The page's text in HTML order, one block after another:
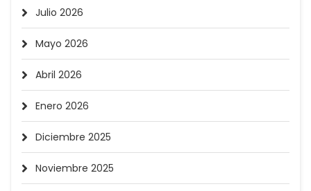
Julio 2026
Mayo 2026
Abril 2026
Enero 2026
Diciembre 2025
Noviembre 2025